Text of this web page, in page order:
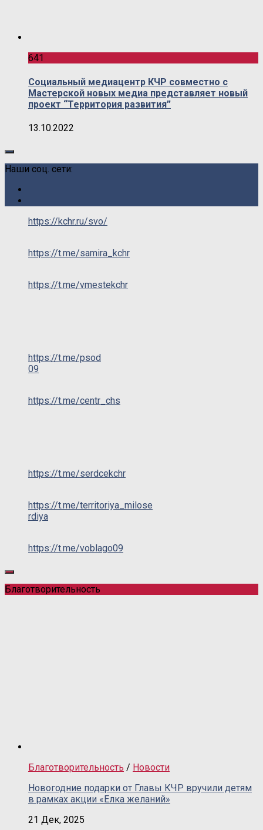
641
Социальный медиацентр КЧР совместно с
Мастерской новых медиа представляет новый
проект “Территория развития”
13.10.2022
Наши соц. сети:
https://kchr.ru/svo/
https://t.me/samira_kchr
https://t.me/vmestekchr
https://t.me/psod
09
https://t.me/centr_chs
https://t.me/serdcekchr
https://t.me/territoriya_milose
rdiya
https://t.me/voblago09
Благотворительность
Благотворительность / Новости
Новогодние подарки от Главы КЧР вручили детям
в рамках акции «Елка желаний»
21 Дек, 2025